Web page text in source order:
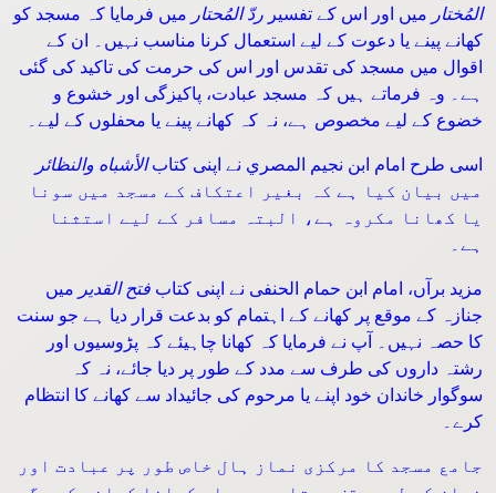
المُختار میں اور اس کے تفسیر ردّ المُحتار میں فرمایا کہ مسجد کو
کھانے پینے یا دعوت کے لیے استعمال کرنا مناسب نہیں۔ ان کے
اقوال میں مسجد کی تقدس اور اس کی حرمت کی تاکید کی گئی
ہے۔ وہ فرماتے ہیں کہ مسجد عبادت، پاکیزگی اور خشوع و
خضوع کے لیے مخصوص ہے، نہ کہ کھانے پینے یا محفلوں کے لیے۔
اسی طرح امام ابن نجیم المصري نے اپنی کتابالأشباه والنظائر
میں بیان کیا ہے کہ بغیر اعتکاف کے مسجد میں سونا
یا کھانا مکروہ ہے، البتہ مسافر کے لیے استثنا
ہے۔
مزید برآں، امام ابن حمام الحنفی نے اپنی کتاب فتح القدیر میں
جنازہ کے موقع پر کھانے کے اہتمام کو بدعت قرار دیا ہے جو سنت
کا حصہ نہیں۔ آپ نے فرمایا کہ کھانا چاہیئے کہ پڑوسیوں اور
رشتہ داروں کی طرف سے مدد کے طور پر دیا جائے، نہ کہ
سوگوار خاندان خود اپنے یا مرحوم کی جائیداد سے کھانے کا انتظام
کرے۔
جامع مسجد کا مرکزی نماز ہال خاص طور پر عبادت اور